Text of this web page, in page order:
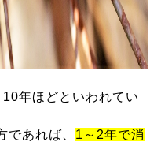
年ほどといわれてい
であれば、 1～2年で消